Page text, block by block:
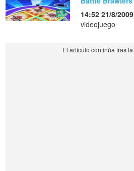
14:52 21/8/2009
videojuego